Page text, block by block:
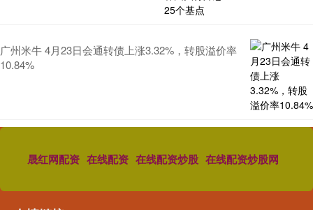
广州米牛 4月23日会通转债上涨3.32%，转股溢价率
10.84%
晟红网配资 在线配资 在线配资炒股 在线配资炒股网